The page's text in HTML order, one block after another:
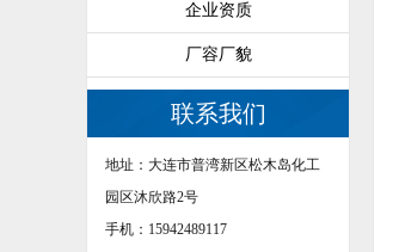
企业资质
厂容厂貌
联系我们
地址：大连市普湾新区松木岛化工
园区沐欣路2号
手机：15942489117